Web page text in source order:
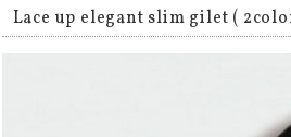
Lace up elegant slim gilet (